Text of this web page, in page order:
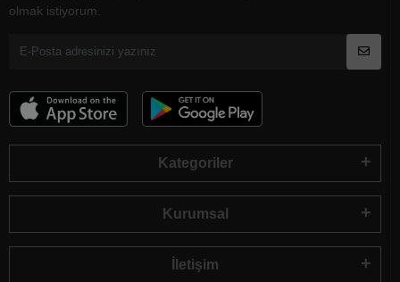
olmak istiyorum.
Kategoriler
Kurumsal
İletişim